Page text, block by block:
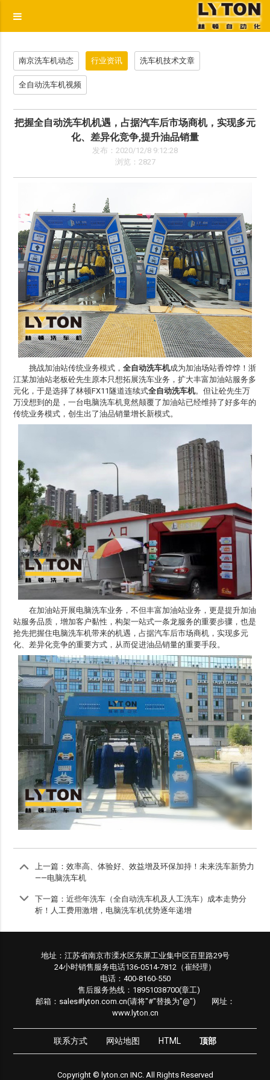
南京洗车机动态 行业资讯 洗车机技术文章
全自动洗车机视频
把握全自动洗车机机遇，占据汽车后市场商机，实现多元
化、差异化竞争,提升油品销量
发布：2020/12/8 9:12:28
浏览：2827
挑战加油站传统业务模式，全自动洗车机成为加油场站香饽饽！浙
江某加油站老板砼先生原本只想拓展洗车业务，扩大丰富加油站服务多
元化，于是选择了林顿FX11隧道连续式全自动洗车机。但让砼先生万
万没想到的是，一台电脑洗车机竟然颠覆了加油站已经维持了好多年的
传统业务模式，创生出了油品销量增长新模式。
在加油站开展电脑洗车业务，不但丰富加油站业务，更是提升加油
站服务品质，增加客户黏性，构架一站式一条龙服务的重要步骤，也是
抢先把握住电脑洗车机带来的机遇，占据汽车后市场商机，实现多元
化、差异化竞争的重要方式，从而促进油品销量的重要手段。
上一篇：效率高、体验好、效益增及环保加持！未来洗车新势力
——电脑洗车机
下一篇：近些年洗车（全自动洗车机及人工洗车）成本走势分
析！人工费用激增，电脑洗车机优势逐年递增
地址：江苏省南京市溧水区东屏工业集中区百里路29号
24小时销售服务电话136-0514-7812（崔经理）
电话：400-8160-550
售后服务热线：18951038700(章工)
邮箱：sales#lyton.com.cn(请将"#"替换为"@") 网址：
www.lyton.cn
联系方式 网站地图 HTML 顶部
Copyright © lyton.cn INC. All Rights Reserved